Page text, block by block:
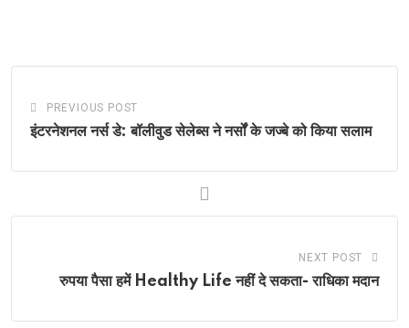
PREVIOUS POST
इंटरनेशनल नर्स डे: बॉलीवुड सेलेब्स ने नर्सों के जज्बे को किया सलाम
NEXT POST
रुपया पैसा हमें Healthy Life नहीं दे सकता- राधिका मदान